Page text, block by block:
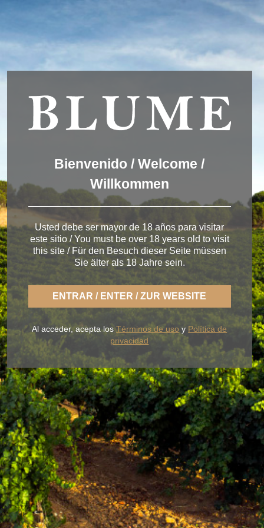
ENGLISH
ESPAÑOL
DEUTSCH
Pagos del Rey
< Winery in Rueda
With BLUME you enjoy the fresh nature of a Rueda
that is light, casual and always faithful to a fertile
land of flavor.
OUR WINES THE WINERY
BLUME & GASTRO
BLUME & YOU
+34 926 32 24 00
contacto@pagosdelrey.com
Ⓒ PAGOS DEL REY-Política de privacidad - Política de cookies
We are using cookies to give you the best experience on our
website.
You can find out more about which cookies we are using or
Bienvenido / Welcome /
Willkommen
Usted debe ser mayor de 18 años para visitar
este sitio / You must be over 18 years old to visit
this site / Für den Besuch dieser Seite müssen
Sie älter als 18 Jahre sein.
ENTRAR / ENTER / ZUR WEBSITE
Al acceder, acepta losTérminos de uso y Política de
privacidad